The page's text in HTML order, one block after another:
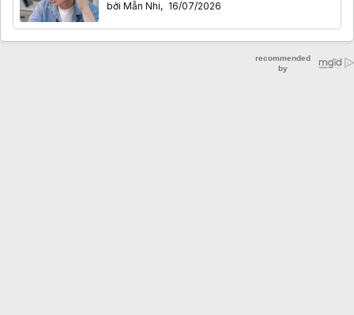
bởi Mẫn Nhi, 16/07/2026